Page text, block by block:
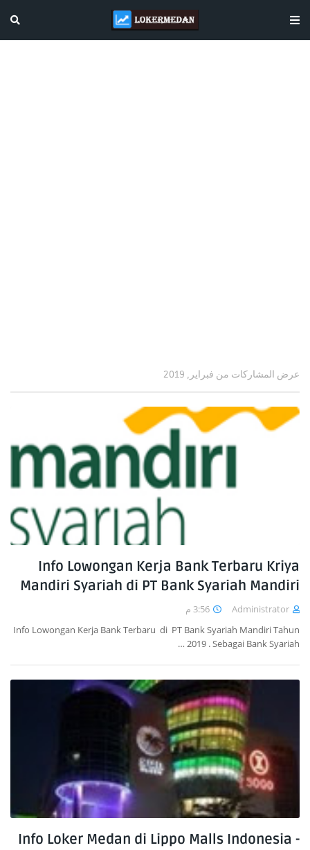
عرض المشاركات من فبراير, 2019
Info Lowongan Kerja Bank Terbaru Kriya
Mandiri Syariah di PT Bank Syariah Mandiri
Administrator
3:56 م
Info Lowongan Kerja Bank Terbaru di PT Bank Syariah Mandiri Tahun
2019 . Sebagai Bank Syariah …
Info Loker Medan di Lippo Malls Indonesia -